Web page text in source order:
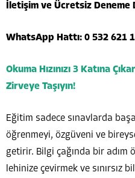
İletişim ve Ücretsiz Deneme
WhatsApp Hattı: 0 532 621
Okuma Hızınızı 3 Katına
Zirveye Taşıyın!
Eğitim sadece sınavlarda
öğrenmeyi, özgüveni ve
getirir. Bilgi çağında bir adım
lehinize çevirmek ve sınırsız